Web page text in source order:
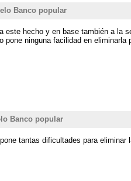
Banco popular
este hecho y en base también a la
pone ninguna facilidad en
Banco popular
tantas dificultades para